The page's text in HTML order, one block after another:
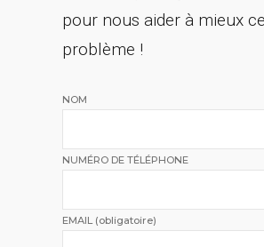
pour nous aider à mieux
problème !
NOM
NUMÉRO DE TÉLÉPHONE
EMAIL (obligatoire)